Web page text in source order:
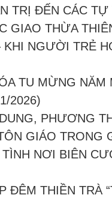
TRỊ ĐẾN CÁC
GIAO THỪA
KHI NGƯỜI TRẺ
TU MỪNG
2026)
PHƯƠNG
GIÁO TRONG
NƠI BIÊN
ĐÊM THIỀN TRÀ